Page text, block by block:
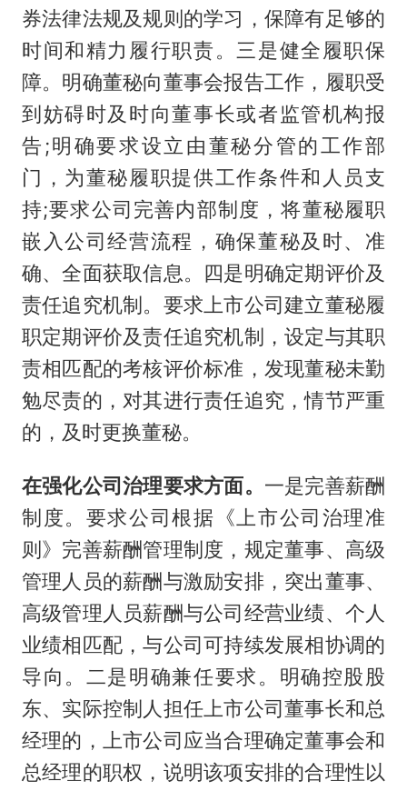
券法律法规及规则的学习，保障有足够的
时间和精力履行职责。三是健全履职保
障。明确董秘向董事会报告工作，履职受
到妨碍时及时向董事长或者监管机构报
告;明确要求设立由董秘分管的工作部
门，为董秘履职提供工作条件和人员支
持;要求公司完善内部制度，将董秘履职
嵌入公司经营流程，确保董秘及时、准
确、全面获取信息。四是明确定期评价及
责任追究机制。要求上市公司建立董秘履
职定期评价及责任追究机制，设定与其职
责相匹配的考核评价标准，发现董秘未勤
勉尽责的，对其进行责任追究，情节严重
的，及时更换董秘。
在强化公司治理要求方面。 一是完善薪酬
制度。要求公司根据《上市公司治理准
则》完善薪酬管理制度，规定董事、高级
管理人员的薪酬与激励安排，突出董事、
高级管理人员薪酬与公司经营业绩、个人
业绩相匹配，与公司可持续发展相协调的
导向。二是明确兼任要求。明确控股股
东、实际控制人担任上市公司董事长和总
经理的，上市公司应当合理确定董事会和
总经理的职权，说明该项安排的合理性以